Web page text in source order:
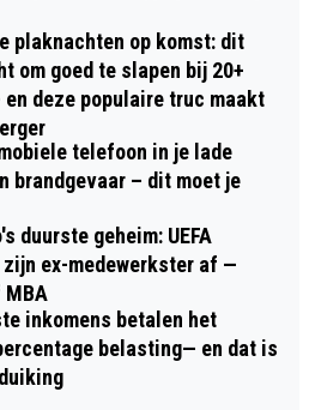
plaknachten op komst: dit
om goed te slapen bij 20+
en deze populaire truc maakt
telefoon in je lade
brandgevaar – dit moet je
duurste geheim: UEFA
zijn ex-medewerkster af —
inkomens betalen het
belasting— en dat is